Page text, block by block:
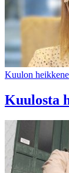
Kuulon
Kuulosta